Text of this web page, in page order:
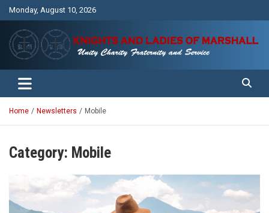
Monday, August 10, 2026
Knights and Ladies of Marshall
Unity Charity Fraternity and Service
Home Newsletters Mobile
Category: Mobile